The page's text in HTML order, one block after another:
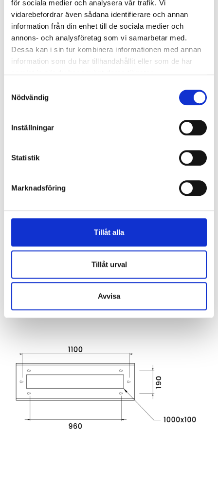
för sociala medier och analysera vår trafik. Vi
vidarebefordrar även sådana identifierare och annan
information från din enhet till de sociala medier och
annons- och analysföretag som vi samarbetar med.
Dessa kan i sin tur kombinera informationen med annan
information som du har tillhandahållit eller som de har
Nödvändig
Inställningar
Statistik
Marknadsföring
Tillåt alla
Tillåt urval
Avvisa
vidarekoppling 5x2x2,5 mm².
Montage
Armaturboxens överdel har fyra nyckelhål för enkelt
montage. För mer information, se
MÅTTSKISS